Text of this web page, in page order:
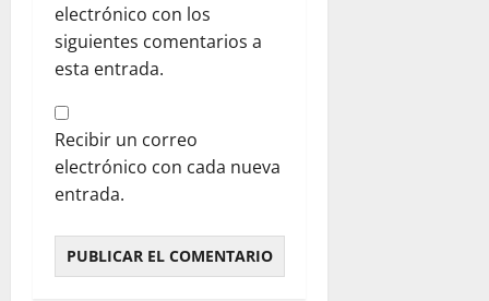
electrónico con los
siguientes comentarios a
esta entrada.
Recibir un correo
electrónico con cada nueva
entrada.